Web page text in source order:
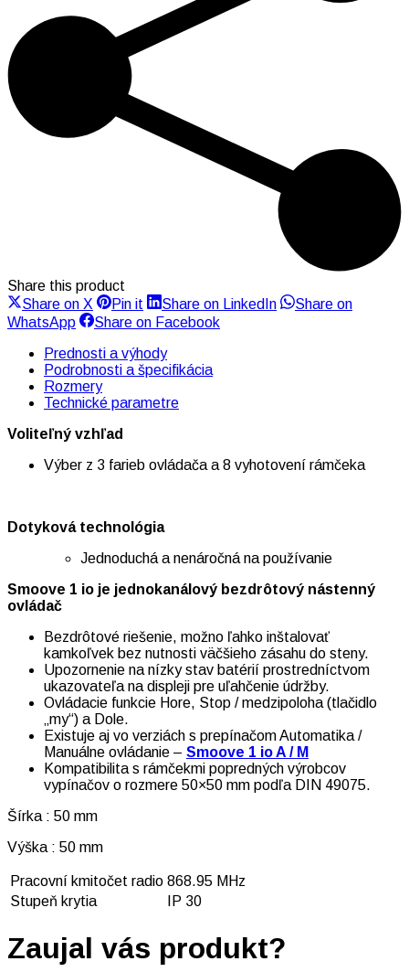
Share this product
Share on X Share
on
X
Pin it Share
on
Pinterest
Share on LinkedInShareShare on
WhatsAppShare
WhatsApp
Share on FacebookShare
Prednosti a výhody
Podrobnosti a špecifikácia
Rozmery
Technické parametre
Voliteľný vzhľad
Výber z 3 farieb ovládača a 8 vyhotovení rámčeka
Dotyková technológia
Jednoduchá a nenáročná na používanie
Smoove 1 io je jednokanálový bezdrôtový nástenný
ovládač
Bezdrôtové riešenie, možno ľahko inštalovať
kamkoľvek bez nutnosti väčšieho zásahu do steny.
Upozornenie na nízky stav batérií prostredníctvom
ukazovateľa na displeji pre uľahčenie údržby.
Ovládacie funkcie Hore, Stop / medzipoloha (tlačidlo
„my“) a Dole.
Existuje aj vo verziách s prepínačom Automatika /
Manuálne ovládanie – Smoove 1 io A / M
Kompatibilita s rámčekmi popredných výrobcov
vypínačov o rozmere 50×50 mm podľa DIN 49075.
Šírka : 50 mm
Výška : 50 mm
Pracovní kmitočet radio 868.95 MHz
Stupeň krytia
IP 30
Zaujal vás produkt?